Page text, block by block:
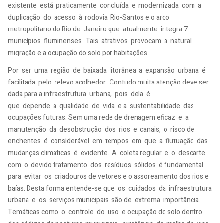
existente está praticamente concluída e modernizada com a
duplicação do acesso à rodovia Rio-Santos e o arco
metropolitano do Rio de Janeiro que atualmente integra 7
municípios fluminenses. Tais atrativos provocam a natural
migração e a ocupação do solo por habitações.
Por ser uma região de baixada litorânea a expansão urbana é
facilitada pelo relevo acolhedor. Contudo muita atenção deve ser
dada para a infraestrutura urbana, pois dela é
que depende a qualidade de vida e a sustentabilidade das
ocupações futuras. Sem uma rede de drenagem eficaz e a
manutenção da desobstrução dos rios e canais, o risco de
enchentes é considerável em tempos em que a flutuação das
mudanças climáticas é evidente. A coleta regular e o descarte
com o devido tratamento dos resíduos sólidos é fundamental
para evitar os criadouros de vetores e o assoreamento dos rios e
baías. Desta forma entende-se que os cuidados da infraestrutura
urbana e os serviços municipais são de extrema importância.
Temáticas como o controle do uso e ocupação do solo dentro